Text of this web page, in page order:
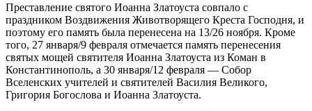
Преставление святого Иоанна Златоуста совпало с
праздником Воздвижения Животворящего Креста Господня, и
поэтому его память была перенесена на 13/26 ноября. Кроме
того, 27 января/9 февраля отмечается память перенесения
святых мощей святителя Иоанна Златоуста из Коман в
Константинополь, а 30 января/12 февраля — Собор
Вселенских учителей и святителей Василия Великого,
Григория Богослова и Иоанна Златоуста.